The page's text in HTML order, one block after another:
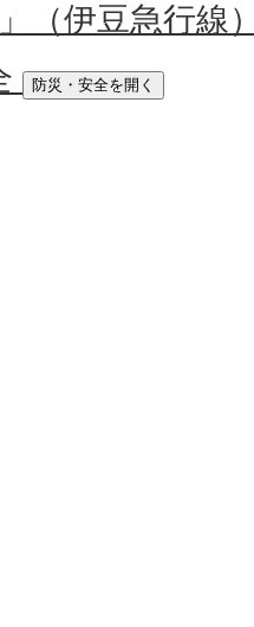
（伊豆急行線
防災・安全を開く